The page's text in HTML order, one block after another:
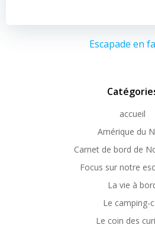
Escapade en
accueil
Amérique du
Carnet de bord de
Focus sur notre
La vie à
Le camping-
Le coin des